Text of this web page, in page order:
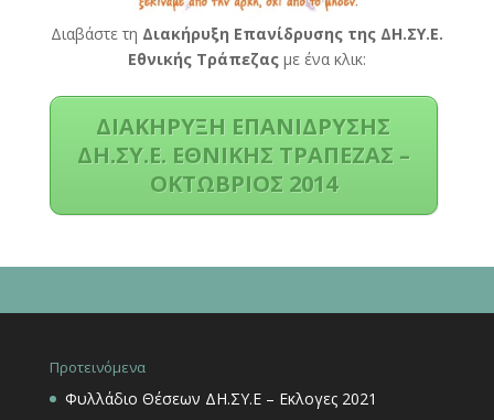
Διαβάστε τη Διακήρυξη Επανίδρυσης της ΔΗ.ΣΥ.Ε.
Εθνικής Τράπεζαςμε ένα κλικ:
ΔΙΑΚΗΡΥΞΗ ΕΠΑΝΙΔΡΥΣΗΣ
ΔΗ.ΣΥ.Ε. ΕΘΝΙΚΗΣ ΤΡΑΠΕΖΑΣ –
ΟΚΤΩΒΡΙΟΣ 2014
Προτεινόμενα
Φυλλάδιο Θέσεων ΔΗ.ΣΥ.Ε – Εκλογες 2021